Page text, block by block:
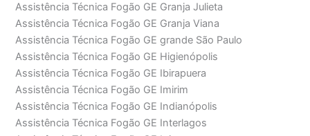
Assistência Técnica Fogão GE Granja Julieta
Assistência Técnica Fogão GE Granja Viana
Assistência Técnica Fogão GE grande São Paulo
Assistência Técnica Fogão GE Higienópolis
Assistência Técnica Fogão GE Ibirapuera
Assistência Técnica Fogão GE Imirim
Assistência Técnica Fogão GE Indianópolis
Assistência Técnica Fogão GE Interlagos